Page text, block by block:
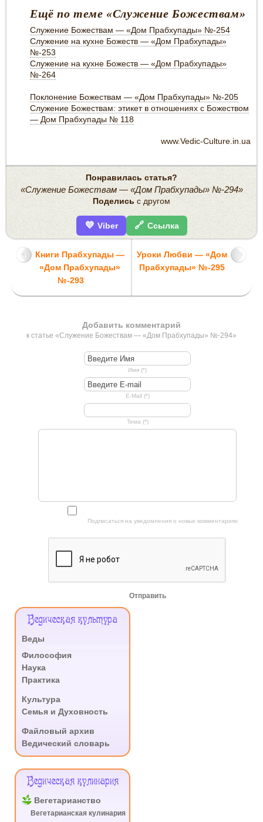
Ещё по теме «Служение Божествам»
Служение Божествам — «Дом Прабхупады» №-254
Служение на кухне Божеств — «Дом Прабхупады»
№-253
Служение на кухне Божеств — «Дом Прабхупады»
№-264
Поклонение Божествам — «Дом Прабхупады» №-205
Служение Божествам: этикет в отношениях с Божеством
— Дом Прабхупады № 118
www.Vedic-Culture.in.ua
Понравилась статья?
«Служение Божествам — «Дом Прабхупады» №-294»
Поделись с другом
💜 Viber 🔗 Ссылка
Книги Прабхупады —
«Дом Прабхупады»
№-293
Уроки Любви — «Дом
Прабхупады» №-295
Добавить комментарий
к статье «Служение Божествам — «Дом Прабхупады» №-294»
Имя (*)
E-Mail (*)
Тема (*)
Подписаться на уведомления о новых комментариях
Отправить
Меню
Ведическая культура
Веды
Философия
Наука
Практика
Культура
Семья и Духовность
Файловый архив
Ведический словарь
Ведическая кулинария
Вегетарианство
Вегетарианская кулинария